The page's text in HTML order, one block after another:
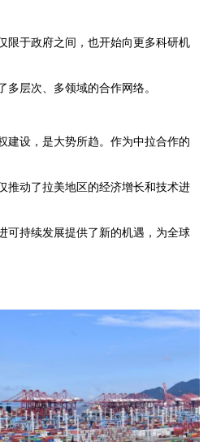
限于政府之间，也开始向更多科研机
层次、多领域的合作网络。
建设，是大势所趋。作为中拉合作的
推动了拉美地区的经济增长和技术进
可持续发展提供了新的机遇，为全球